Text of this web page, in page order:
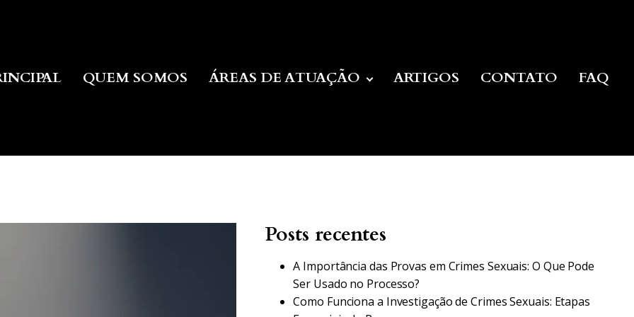
QUEM SOMOS ÁREAS DE ATUAÇÃO ARTIGOS CONTATO FAQ
Posts recentes
A Importância das Provas em Crimes Sexuais: O Que Pode
Ser Usado no Processo?
Como Funciona a Investigação de Crimes Sexuais: Etapas